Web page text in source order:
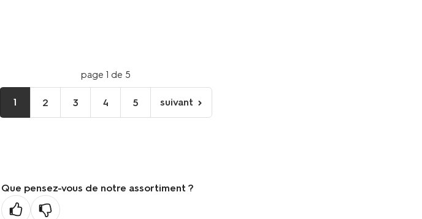
page 1 de 5
1 2 3 4 5
page
suivante
suivant
Que pensez-vous de notre assortiment ?